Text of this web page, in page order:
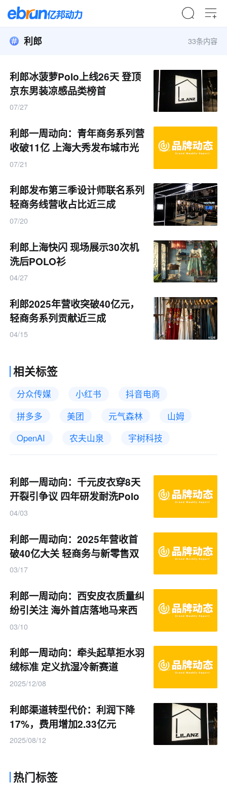
利郎 33条内容
利郎冰菠萝Polo上线26天 登顶
京东男装凉感品类榜首
07/27
利郎一周动向：青年商务系列营
收破11亿 上海大秀发布城市光
谱新系列
07/21
利郎发布第三季设计师联名系列
轻商务线营收占比近三成
07/20
利郎上海快闪 现场展示30次机
洗后POLO衫
04/27
利郎2025年营收突破40亿元，
轻商务系列贡献近三成
04/15
相关标签
分众传媒 小红书
抖音电商
拼多多
美团 元气森林
山姆
OpenAI
农夫山泉 宇树科技
利郎一周动向：千元皮衣穿8天
开裂引争议 四年研发耐洗Polo
衫迭代至4.0
04/03
利郎一周动向：2025年营收首
破40亿大关 轻商务与新零售双
引擎驱动
03/17
利郎一周动向：西安皮衣质量纠
纷引关注 海外首店落地马来西
亚
03/10
利郎一周动向：牵头起草拒水羽
绒标准 定义抗湿冷新赛道
2025/12/08
利郎渠道转型代价：利润下降
17%，费用增加2.33亿元
2025/08/12
热门标签